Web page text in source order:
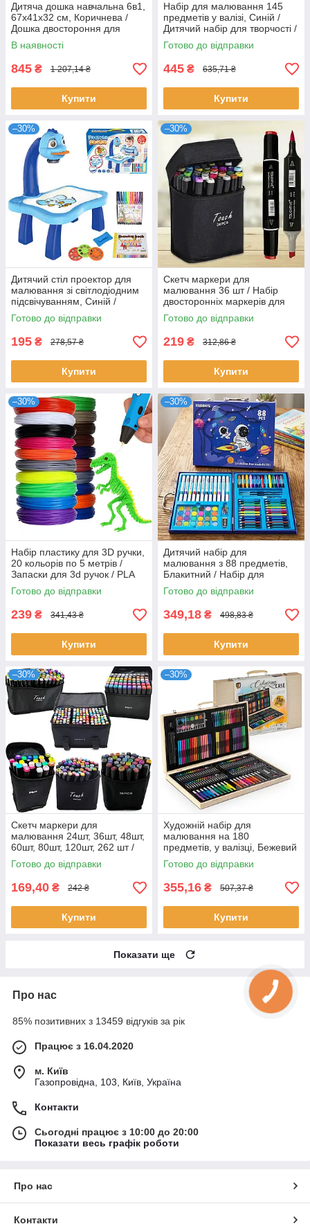
Дитяча дошка навчальна 6в1,
67x41x32 см, Коричнева /
Дошка двостороння для
навчання / Дерев'яна дошка
для малювання
В наявності
845 ₴ 1 207,14 ₴
Купити
Набір для малювання 145
предметів у валізі, Синій /
Дитячий набір для творчості /
Набір дитячий для
малювання
Готово до відправки
445 ₴ 635,71 ₴
Купити
–30%
Дитячий стіл проектор для
малювання зі світлодіодним
підсвічуванням, Синій /
Мольберт-проектор
Готово до відправки
195 ₴ 278,57 ₴
Купити
–30%
Скетч маркери для
малювання 36 шт / Набір
двосторонніх маркерів для
малювання
Готово до відправки
219 ₴ 312,86 ₴
Купити
–30%
Набір пластику для 3D ручки,
20 кольорів по 5 метрів /
Запаски для 3d ручок / PLA
пластик для 3д ручки
Готово до відправки
239 ₴ 341,43 ₴
Купити
–30%
Дитячий набір для
малювання з 88 предметів,
Блакитний / Набір для
творчості / Набір для
малювання
Готово до відправки
349,18 ₴ 498,83 ₴
Купити
–30%
Скетч маркери для
малювання 24шт, 36шт, 48шт,
60шт, 80шт, 120шт, 262 шт /
Набір маркерів для
малювання
Готово до відправки
169,40 ₴ 242 ₴
Купити
–30%
Художній набір для
малювання на 180
предметів, у валізці, Бежевий
/ Дитячий набір для творчості
Готово до відправки
355,16 ₴ 507,37 ₴
Купити
Показати ще
Про нас
85% позитивних з 13459 відгуків за рік
Працює з 16.04.2020
м. Київ
Газопровідна, 103, Київ, Україна
Контакти
Сьогодні працює з 10:00 до 20:00
Показати весь графік роботи
Про нас
Контакти